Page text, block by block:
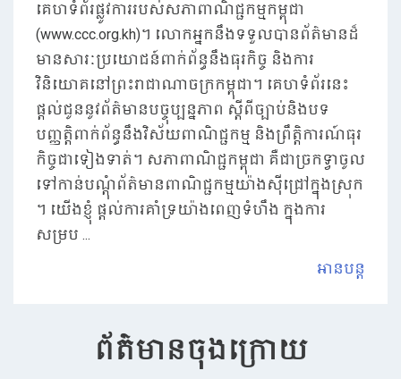
គេ​ហទំព័រ​ផ្លូវការ​របស់​សភាពាណិជ្ជកម្ម​កម្ពុជា​
(www.ccc.org.kh)។ លោក​អ្នក​នឹង​ទទួល​បាន​ព័ត៌​មាន​ដ៏​
មាន​សារៈ​ប្រយោជន៍​ពាក់​ព័ន្ធ​នឹង​ធុរកិច្ច​ និង​ការ
វិនិយោគ​នៅ​ព្រះ​រាជា​ណាចក្រ​កម្ពុជា​។ គេ​ហទំព័រ​នេះ
ផ្តល់​ជូន​នូវ​ព័ត៌មានបច្ចុប្បន្នភាព ​ស្ដីពីច្បាប់​និង​បទ​
បញ្ញត្តិ​ពាក់ព័ន្ធនឹងវិស័យពាណិជ្ជកម្ម និង​ព្រឹត្តិការ​ណ៍​ធុរ
កិច្ច​ជា​ទៀង​ទាត់​។ សភាពាណិជ្ជកម្ពុជា គឺ​ជា​ច្រ​ក​ទ្វាចូល​
ទៅ​កាន់បណ្ដុំ​ព័ត៌មាន​ពាណិជ្ជកម្មយ៉ាងស៊ី​ជ្រៅ​ក្នុង​ស្រុក​
។ យើង​ខ្ញុំ ផ្តល់​ការ​គាំទ្រយ៉ាងពេញទំហឹង ក្នុងការ​
សម្រប​ ...
អានបន្ត
ព័ត៌មានចុងក្រោយ